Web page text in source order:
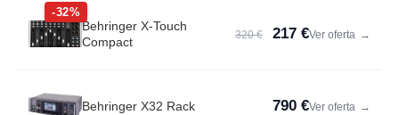
-32%
Behringer X-Touch
Compact
320 € 217 €Ver oferta →
Behringer X32 Rack 790 €Ver oferta →